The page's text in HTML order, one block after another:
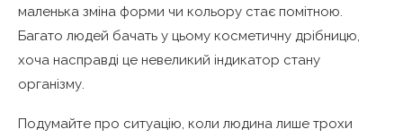
маленька зміна форми чи кольору стає помітною.
Багато людей бачать у цьому косметичну дрібницю,
хоча насправді це невеликий індикатор стану
організму.
Подумайте про ситуацію, коли людина лише трохи